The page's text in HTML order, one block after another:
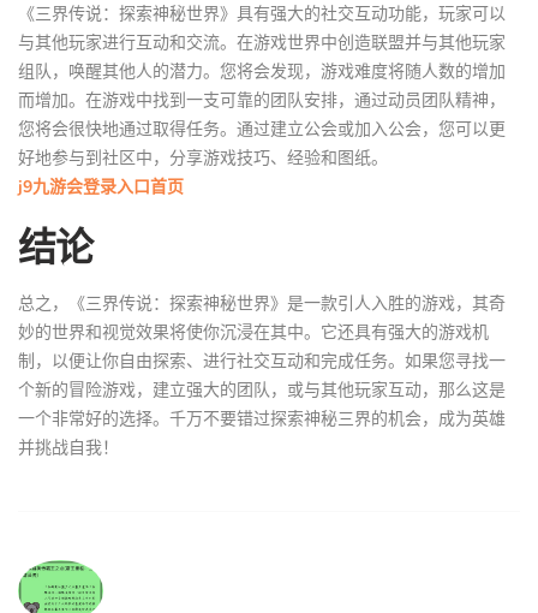
《三界传说：探索神秘世界》具有强大的社交互动功能，玩家可以
与其他玩家进行互动和交流。在游戏世界中创造联盟并与其他玩家
组队，唤醒其他人的潜力。您将会发现，游戏难度将随人数的增加
而增加。在游戏中找到一支可靠的团队安排，通过动员团队精神，
您将会很快地通过取得任务。通过建立公会或加入公会，您可以更
好地参与到社区中，分享游戏技巧、经验和图纸。
j9九游会登录入口首页
结论
总之，《三界传说：探索神秘世界》是一款引人入胜的游戏，其奇
妙的世界和视觉效果将使你沉浸在其中。它还具有强大的游戏机
制，以便让你自由探索、进行社交互动和完成任务。如果您寻找一
个新的冒险游戏，建立强大的团队，或与其他玩家互动，那么这是
一个非常好的选择。千万不要错过探索神秘三界的机会，成为英雄
并挑战自我！